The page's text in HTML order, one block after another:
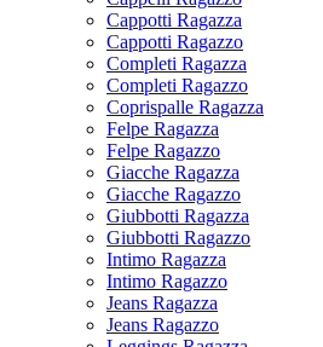
Cappotti Ragazza
Cappotti Ragazzo
Completi Ragazza
Completi Ragazzo
Coprispalle Ragazza
Felpe Ragazza
Felpe Ragazzo
Giacche Ragazza
Giacche Ragazzo
Giubbotti Ragazza
Giubbotti Ragazzo
Intimo Ragazza
Intimo Ragazzo
Jeans Ragazza
Jeans Ragazzo